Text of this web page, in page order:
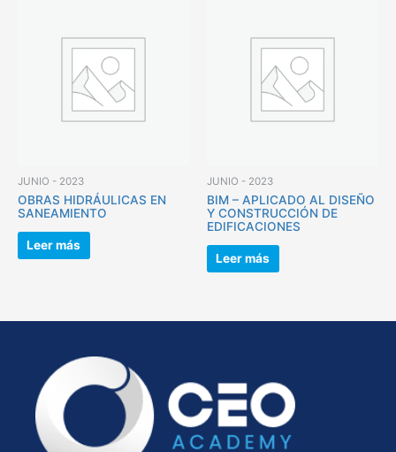
JUNIO - 2023
OBRAS HIDRÁULICAS EN
SANEAMIENTO
Leer más
JUNIO - 2023
BIM – APLICADO AL DISEÑO
Y CONSTRUCCIÓN DE
EDIFICACIONES
Leer más